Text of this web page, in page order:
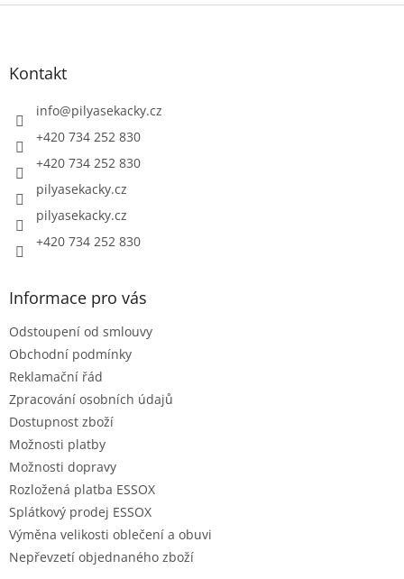
Z
Kontakt
info@pilyasekacky.cz
+420 734 252 830
+420 734 252 830
pilyasekacky.cz
pilyasekacky.cz
+420 734 252 830
Informace pro vás
Odstoupení od smlouvy
Obchodní podmínky
Reklamační řád
Zpracování osobních údajů
Dostupnost zboží
Možnosti platby
Možnosti dopravy
Rozložená platba ESSOX
Splátkový prodej ESSOX
Výměna velikosti oblečení a obuvi
Nepřevzetí objednaného zboží